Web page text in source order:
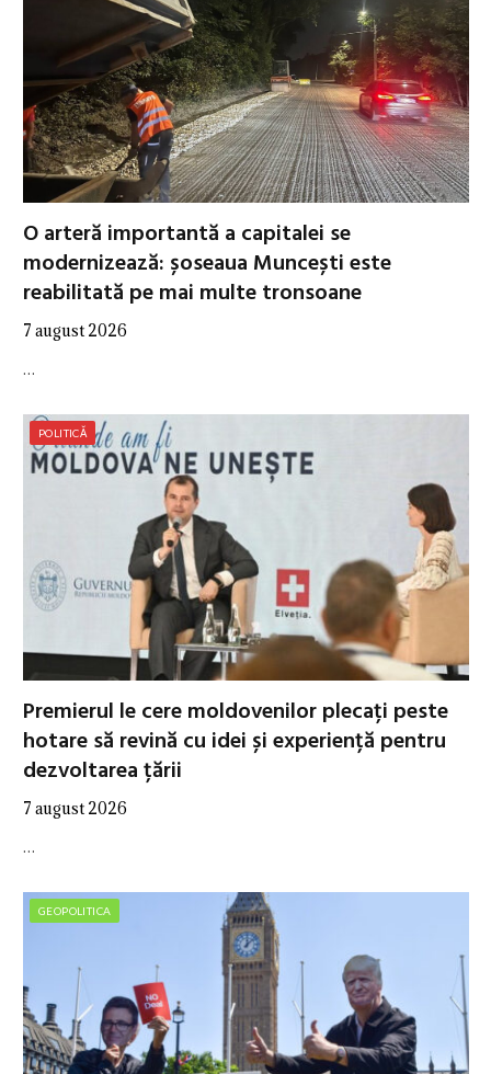
O arteră importantă a capitalei se
modernizează: șoseaua Muncești este
reabilitată pe mai multe tronsoane
7 august 2026
…
POLITICĂ
Premierul le cere moldovenilor plecați peste
hotare să revină cu idei și experiență pentru
dezvoltarea țării
7 august 2026
…
GEOPOLITICA